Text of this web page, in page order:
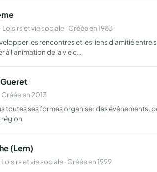
et vie sociale · Créée en 1983
les rencontres et les liens d'amitié
à l'animation de la vie c…
Créée en 2013
toutes ses formes organiser des événements,
région
(Lem)
et vie sociale · Créée en 1999